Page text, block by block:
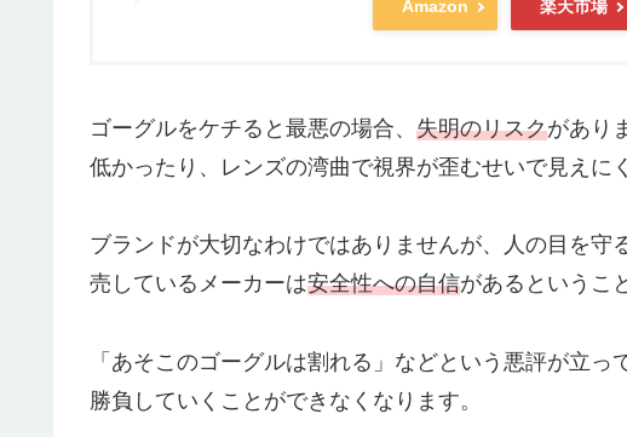
Amazon 楽天市場
ゴーグルをケチると最悪の場合、 失明のリスクがあり
低かったり、レンズの湾曲で視界が歪むせいで見えに
ブランドが大切なわけではありませんが、人の目を守
売しているメーカーは安全性への自信があるというこ
「あそこのゴーグルは割れる」などという悪評が立
勝負していくことができなくなります。